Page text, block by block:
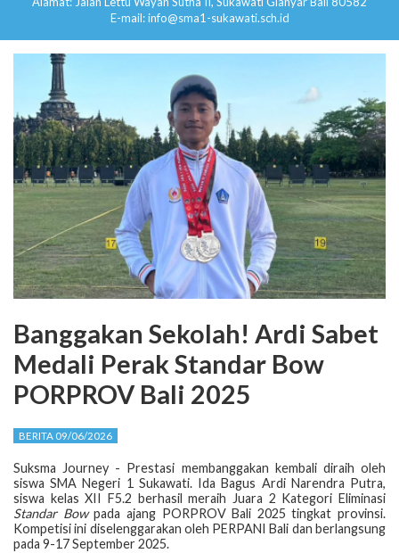
E-mail: info@sma1-sukawati.sch.id
Banggakan Sekolah! Ardi Sabet
Medali Perak Standar Bow
PORPROV Bali 2025
BERITA 09/06/2026
Suksma Journey - Prestasi membanggakan kembali diraih oleh
siswa SMA Negeri 1 Sukawati. Ida Bagus Ardi Narendra Putra,
siswa kelas XII F5.2 berhasil meraih Juara 2 Kategori Eliminasi
Standar Bowpada ajang PORPROV Bali 2025 tingkat provinsi.
Kompetisi ini diselenggarakan oleh PERPANI Bali dan berlangsung
pada 9-17 September 2025.